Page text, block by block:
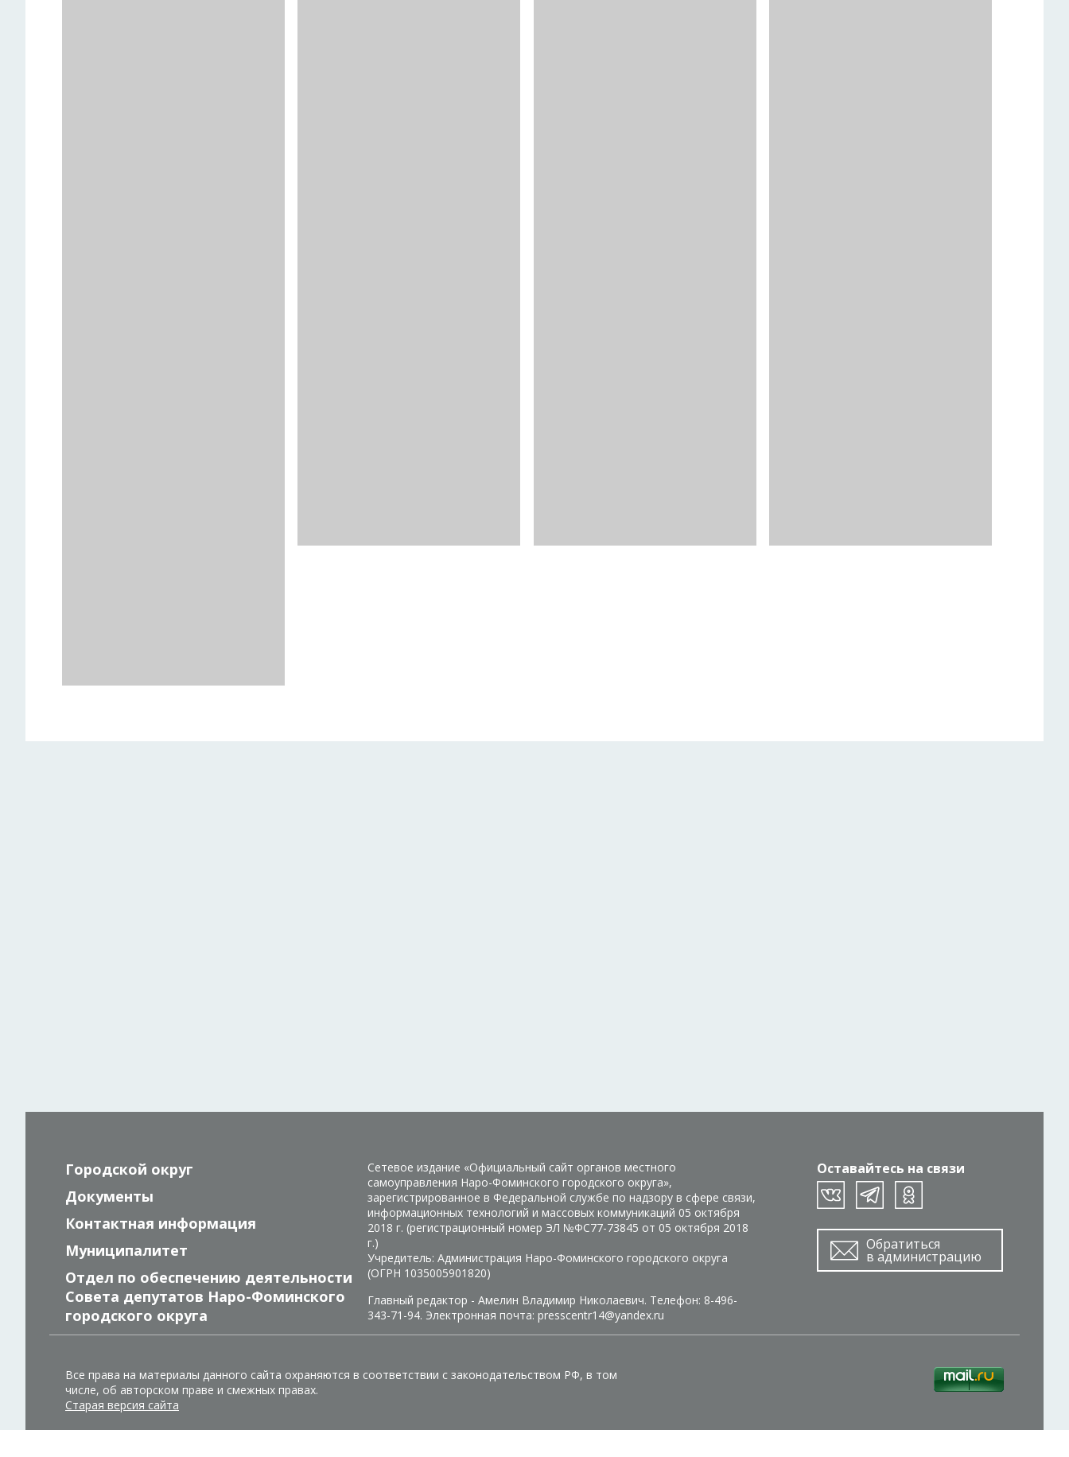
Оставайтесь на связи
Обратиться
в администрацию
Городской округ
Документы
Контактная информация
Муниципалитет
Отдел по обеспечению деятельности
Совета депутатов Наро-Фоминского
городского округа
Сетевое издание «Официальный сайт органов местного
самоуправления Наро-Фоминского городского округа»,
зарегистрированное в Федеральной службе по надзору в сфере связи,
информационных технологий и массовых коммуникаций 05 октября
2018 г. (регистрационный номер ЭЛ №ФС77-73845 от 05 октября 2018
г.)
Учредитель: Администрация Наро-Фоминского городского округа
(ОГРН 1035005901820)
Главный редактор - Амелин Владимир Николаевич. Телефон: 8-496-
343-71-94. Электронная почта: presscentr14@yandex.ru
Все права на материалы данного сайта охраняются в соответствии с законодательством РФ, в том
числе, об авторском праве и смежных правах.
Старая версия сайта